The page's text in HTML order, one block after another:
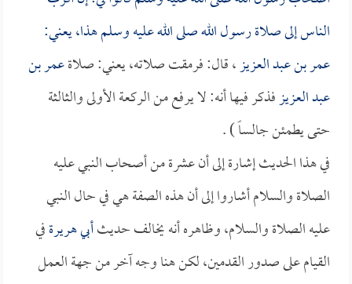
الناس إلى صلاة رسول الله صلى الله عليه وسلم هذا، يعني:
عمر بن عبد العزيز، قال: فرمقت صلاته، يعني: صلاةعمر بن
عبد العزيزفذكر فيها أنه: لا يرفع من الركعة الأولى والثالثة
حتى يطمئن جالساً ) .
في هذا الحديث إشارة إلى أن عشرة من أصحاب النبي عليه
الصلاة والسلام أشاروا إلى أن هذه الصفة هي في حال النبي
عليه الصلاة والسلام، وظاهره أنه يخالف حديثأبي هريرةفي
القيام على صدور القدمين، لكن هنا وجه آخر من جهة العمل